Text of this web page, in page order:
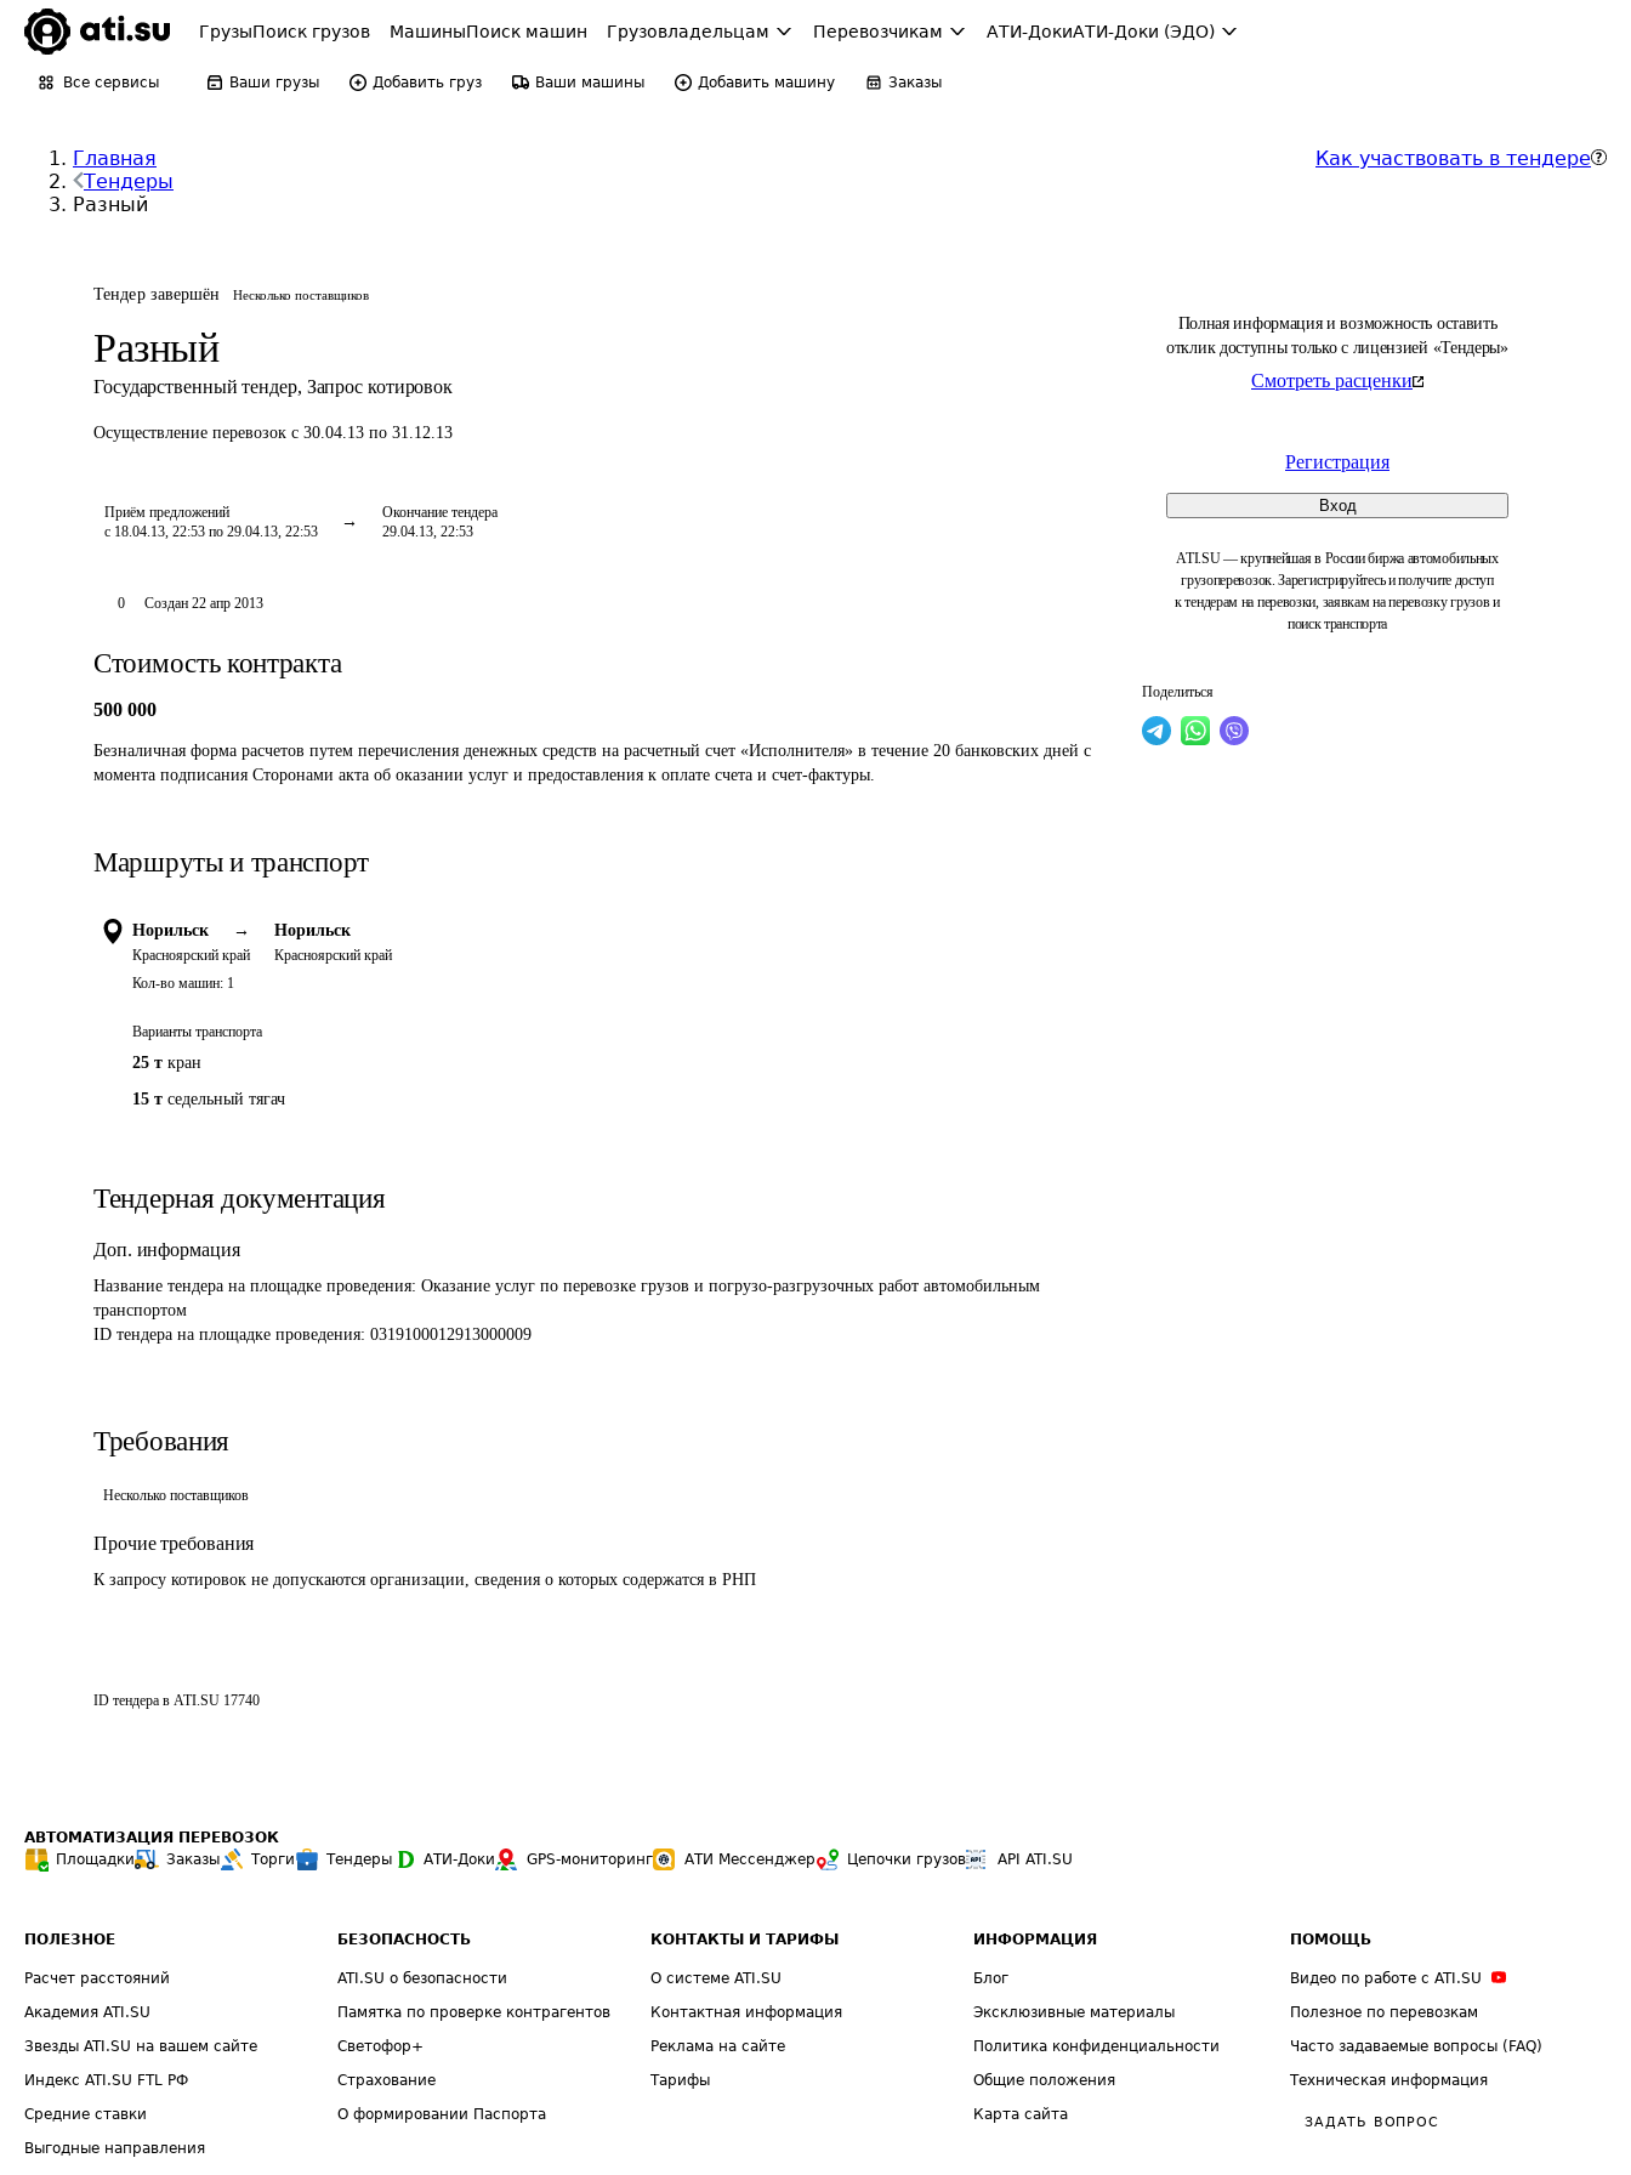
ГрузыПоиск грузов МашиныПоиск машин Грузовладельцам Перевозчикам АТИ-ДокиАТИ-Доки (ЭДО)
Все сервисы Ваши грузы Добавить груз Ваши машины Добавить машину Заказы
Главная
Тендеры
Разный
Как участвовать в тендере
Тендер завершён Несколько поставщиков
Разный
Государственный тендер, Запрос котировок
Осуществление перевозок с 30.04.13 по 31.12.13
Приём предложений
с 18.04.13, 22:53 по 29.04.13, 22:53
Окончание тендера
29.04.13, 22:53
Полная информация и возможность оставить
отклик доступны только с лицензией «Тендеры»
Смотреть расценки
Регистрация
Вход
ATI.SU — крупнейшая в России биржа автомобильных
грузоперевозок. Зарегистрируйтесь и получите доступ
к тендерам на перевозки, заявкам на перевозку грузов и
поиск транспорта
Поделиться
0 Создан 22 апр 2013
Стоимость контракта
500 000
Безналичная форма расчетов путем перечисления денежных средств на расчетный счет «Исполнителя» в течение 20 банковских дней с
момента подписания Сторонами акта об оказании услуг и предоставления к оплате счета и счет-фактуры.
Маршруты и транспорт
Норильск →
Красноярский край
Норильск
Красноярский край
Кол-во машин: 1
Варианты транспорта
25 т кран
15 т седельный тягач
Тендерная документация
Доп. информация
Название тендера на площадке проведения: Оказание услуг по перевозке грузов и погрузо-разгрузочных работ автомобильным
транспортом
ID тендера на площадке проведения: 0319100012913000009
Требования
Несколько поставщиков
Прочие требования
К запросу котировок не допускаются организации, сведения о которых содержатся в РНП
ID тендера в ATI.SU 17740
АВТОМАТИЗАЦИЯ ПЕРЕВОЗОК
Площадки
Заказы Торги Тендеры АТИ-Доки GPS-мониторинг АТИ Мессенджер Цепочки грузов API ATI.SU
ПОЛЕЗНОЕ
Расчет расстояний
Академия ATI.SU
Звезды ATI.SU на вашем сайте
Индекс ATI.SU FTL РФ
Средние ставки
Выгодные направления
БЕЗОПАСНОСТЬ
ATI.SU о безопасности
Памятка по проверке контрагентов
Светофор+
Страхование
О формировании Паспорта
КОНТАКТЫ И ТАРИФЫ
О системе ATI.SU
Контактная информация
Реклама на сайте
Тарифы
ИНФОРМАЦИЯ
Блог
Эксклюзивные материалы
Политика конфиденциальности
Общие положения
Карта сайта
ПОМОЩЬ
Видео по работе с ATI.SU
Полезное по перевозкам
Часто задаваемые вопросы (FAQ)
Техническая информация
ЗАДАТЬ ВОПРОС